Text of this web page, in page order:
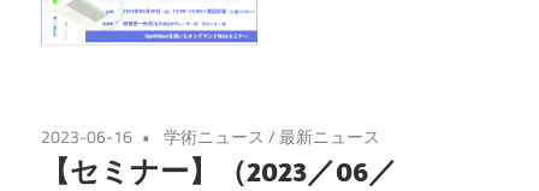
2023-06-16 学術ニュース /最新ニュース
【セミナー】（2023／06／